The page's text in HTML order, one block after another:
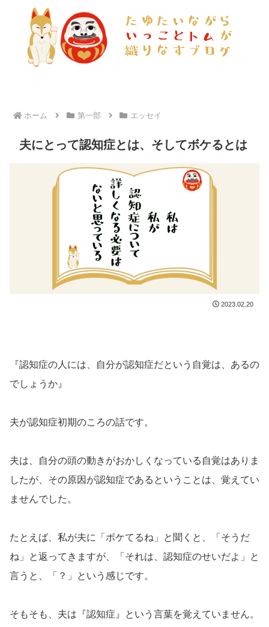
ホーム 第一部 エッセイ
夫にとって認知症とは、そしてボケるとは
2023.02.20
『認知症の人には、自分が認知症だという自覚は、あるの
でしょうか』
夫が認知症初期のころの話です。
夫は、自分の頭の動きがおかしくなっている自覚はありま
したが、その原因が認知症であるということは、覚えてい
ませんでした。
たとえば、私が夫に「ボケてるね」と聞くと、「そうだ
ね」と返ってきますが、「それは、認知症のせいだよ」と
言うと、「？」という感じです。
そもそも、夫は『認知症』という言葉を覚えていません。